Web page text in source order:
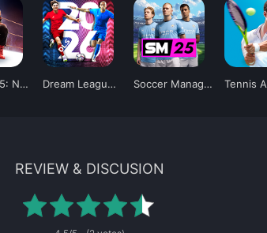
WWE 2K25: Netflix Edition Dream League Soccer 2026 Soccer Manager 2025 Tennis
REVIEW & DISCUSION